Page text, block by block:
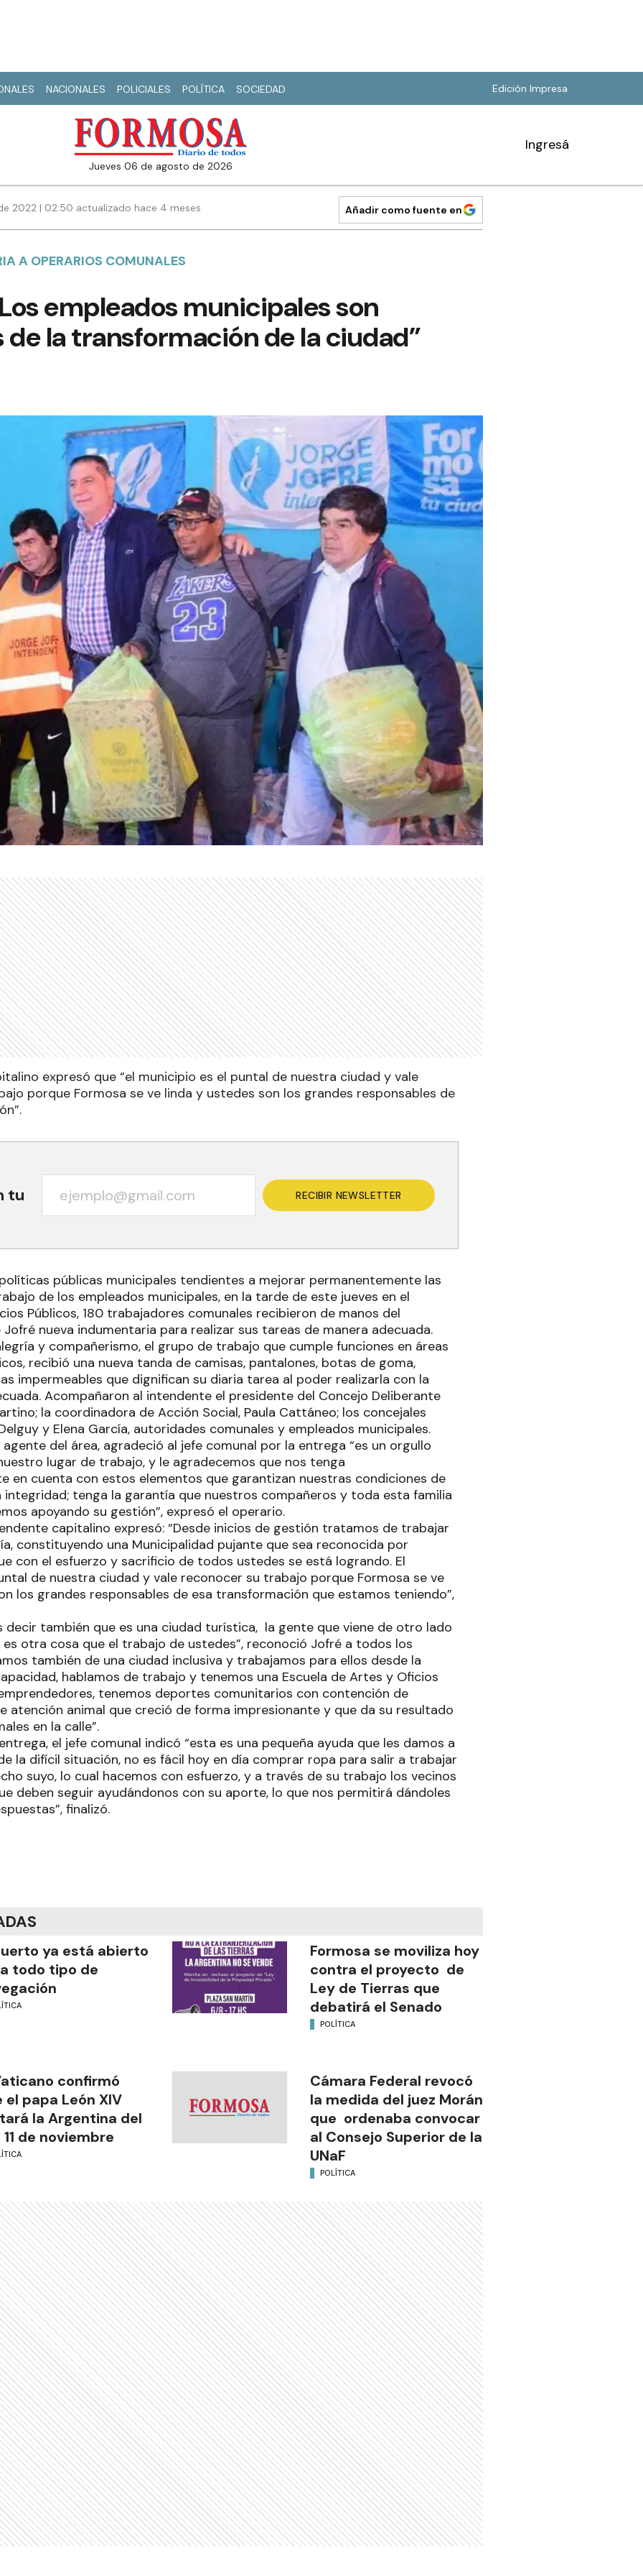
NACIONALES POLICIALES POLÍTICA SOCIEDAD Edición Impresa
jueves 06 de agosto de 2026
Ingresá
2022 | 02:50 actualizado hace 4 meses Añadir como fuente en
A OPERARIOS COMUNALES
empleados municipales son
la transformación de la ciudad”
expresó que “el municipio es el puntal de nuestra ciudad y vale
porque Formosa se ve linda y ustedes son los grandes responsables de
tu RECIBIR NEWSLETTER
públicas municipales tendientes a mejorar permanentemente las
de los empleados municipales, en la tarde de este jueves en el
Públicos, 180 trabajadores comunales recibieron de manos del
nueva indumentaria para realizar sus tareas de manera adecuada.
y compañerismo, el grupo de trabajo que cumple funciones en áreas
recibió una nueva tanda de camisas, pantalones, botas de goma,
impermeables que dignifican su diaria tarea al poder realizarla con la
Acompañaron al intendente el presidente del Concejo Deliberante
la coordinadora de Acción Social, Paula Cattáneo; los concejales
y Elena García, autoridades comunales y empleados municipales.
del área, agradeció al jefe comunal por la entrega “es un orgullo
lugar de trabajo, y le agradecemos que nos tenga
en cuenta con estos elementos que garantizan nuestras condiciones de
tenga la garantía que nuestros compañeros y toda esta familia
apoyando su gestión”, expresó el operario.
capitalino expresó: “Desde inicios de gestión tratamos de trabajar
constituyendo una Municipalidad pujante que sea reconocida por
con el esfuerzo y sacrificio de todos ustedes se está logrando. El
de nuestra ciudad y vale reconocer su trabajo porque Formosa se ve
los grandes responsables de esa transformación que estamos teniendo”,
decir también que es una ciudad turística, la gente que viene de otro lado
otra cosa que el trabajo de ustedes”, reconoció Jofré a todos los
también de una ciudad inclusiva y trabajamos para ellos desde la
hablamos de trabajo y tenemos una Escuela de Artes y Oficios
tenemos deportes comunitarios con contención de
atención animal que creció de forma impresionante y que da su resultado
en la calle”.
el jefe comunal indicó “esta es una pequeña ayuda que les damos a
la difícil situación, no es fácil hoy en día comprar ropa para salir a trabajar
suyo, lo cual hacemos con esfuerzo, y a través de su trabajo los vecinos
deben seguir ayudándonos con su aporte, lo que nos permitirá dándoles
finalizó.
ya está abierto
todo tipo de
Formosa se moviliza hoy
contra el proyecto de
Ley de Tierras que
debatirá el Senado
POLÍTICA
confirmó
el papa León XIV
la Argentina del
11 de noviembre
Cámara Federal revocó
la medida del juez Morán
que ordenaba convocar
al Consejo Superior de la
UNaF
POLÍTICA